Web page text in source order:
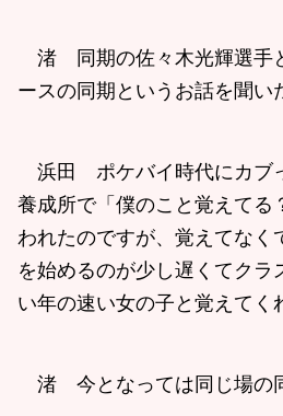
渚 同期の佐々木光輝選手
ースの同期というお話を聞い
浜田 ポケバイ時代にカブ
養成所で「僕のこと覚えてる
われたのですが、覚えてな
を始めるのが少し遅くてク
い年の速い女の子と覚えてく
渚 今となっては同じ場の